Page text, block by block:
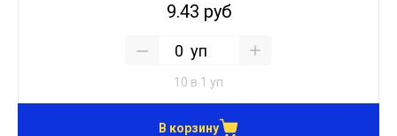
9.43 руб
уп
10 в 1 уп
В корзину